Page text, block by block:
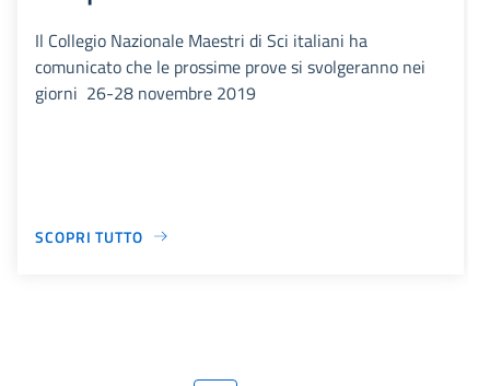
Il Collegio Nazionale Maestri di Sci italiani ha
comunicato che le prossime prove si svolgeranno nei
giorni 26-28 novembre 2019
SCOPRI TUTTO